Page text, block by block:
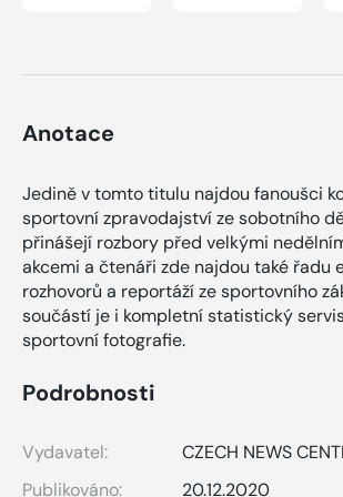
Anotace
Jedině v tomto titulu najdou fanoušci
sportovní zpravodajství ze sobotního
přinášejí rozbory před velkými
akcemi a čtenáři zde najdou také řadu
rozhovorů a reportáží ze sportovního
součástí je i kompletní statistický
sportovní fotografie.
Podrobnosti
Vydavatel:
CZECH NEWS
Publikováno:
20.12.2020